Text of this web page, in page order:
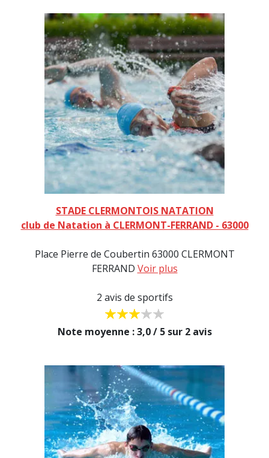
STADE CLERMONTOIS NATATION
club de Natation à CLERMONT-FERRAND - 63000
Place Pierre de Coubertin 63000 CLERMONT
FERRAND Voir plus
2 avis de sportifs
Note moyenne : 3,0 / 5 sur 2 avis